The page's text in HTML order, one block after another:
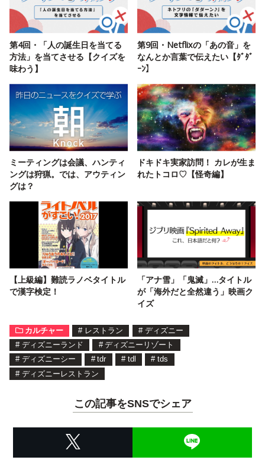
第4回・「人の誕生日を当てる
方法」を当てさせる【クイズを
味わう】
第9回・Netflixの「あの音」を
なんとか言葉で伝えたい【ﾀﾞﾀﾞ
ｰﾝ】
ミーティングは会議、ハンティ
ングは狩猟。では、アウティン
グは？
ドキドキ実家訪問！ カレが生ま
れたトコロ♡【怪奇編】
【上級編】難読ラノベタイトル
で漢字検定！
「アナ雪」「鬼滅」…タイトル
が「海外だと全然違う」映画ク
イズ
カルチャー # レストラン # ディズニー
# ディズニーランド # ディズニーリゾート
# ディズニーシー # tdr # tdl # tds
# ディズニーレストラン
この記事をSNSでシェア